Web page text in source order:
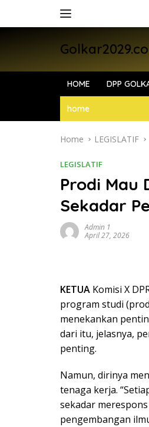
HOME DPP
home
Home LEGISLATIF
LEGISLATIF
Prodi Mau
Sekadar
Admin 1
April 27, 2026
KETUA Komisi X
program studi
menekankan
dari itu, jelasnya,
penting.
Namun, dirinya
tenaga kerja.
sekadar
pengembangan